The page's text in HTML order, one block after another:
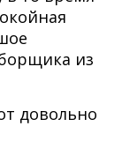
из
довольно